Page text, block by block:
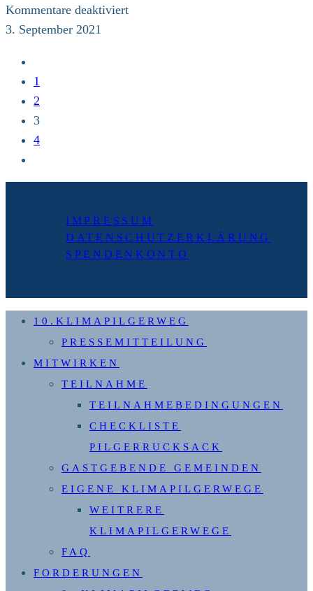
Kommentare deaktiviertfür
3. September 2021
vorherigen
Seite
1
2
3
4
nächsten
IMPRESSUM
DATENSCHUTZERKLÄRUNG
SPENDENKONTO
10.KLIMAPILGERWEG
PRESSEMITTEILUNG
MITWIRKEN
TEILNAHME
TEILNAHMEBEDINGUNGEN
CHECKLISTE
PILGERRUCKSACK
GASTGEBENDE GEMEINDEN
EIGENE KLIMAPILGERWEGE
WEITRERE
KLIMAPILGERWEGE
FAQ
FORDERUNGEN